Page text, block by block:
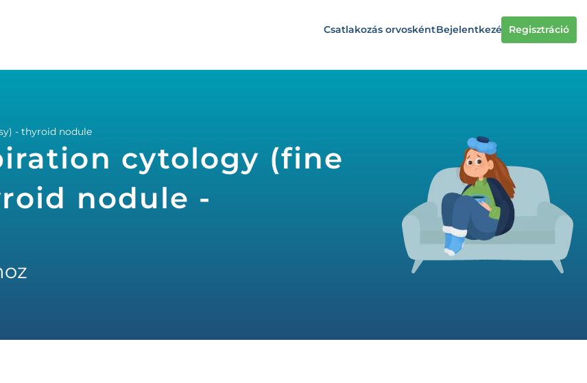
Csatlakozás orvoskéntBejelentkezés Regisztráció
- thyroid nodule
cytology (fine
nodule -